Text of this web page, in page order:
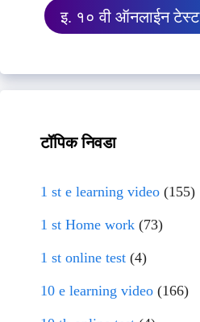
इ. १० वी ऑनलाईन टेस्ट
टॉपिक निवडा
1 st e learning video (155)
1 st Home work (73)
1 st online test (4)
10 e learning video (166)